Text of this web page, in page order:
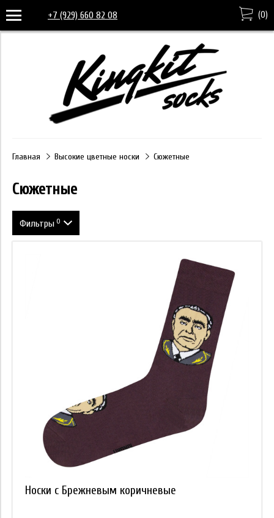
+7 (929) 660 82 08 (0)
Главная Высокие цветные носки Сюжетные
Сюжетные
Фильтры 0
Носки с Брежневым коричневые